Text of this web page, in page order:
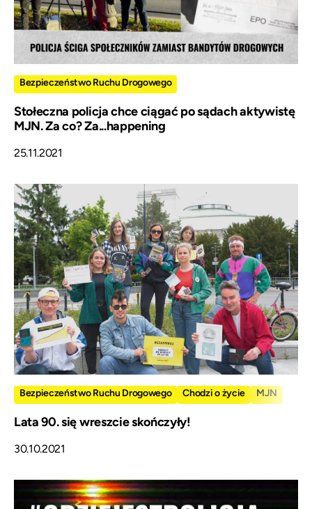
Bezpieczeństwo Ruchu Drogowego
Stołeczna policja chce ciągać po sądach aktywistę
MJN. Za co? Za...happening
25.11.2021
Bezpieczeństwo Ruchu Drogowego Chodzi o życie MJN
Lata 90. się wreszcie skończyły!
30.10.2021